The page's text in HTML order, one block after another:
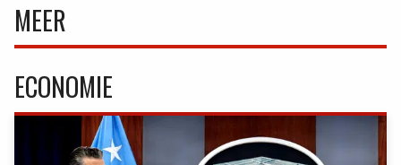
MEER
ECONOMIE